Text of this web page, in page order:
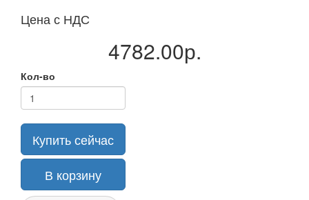
Цена с НДС
4782.00р.
Кол-во
Купить сейчас
В корзину